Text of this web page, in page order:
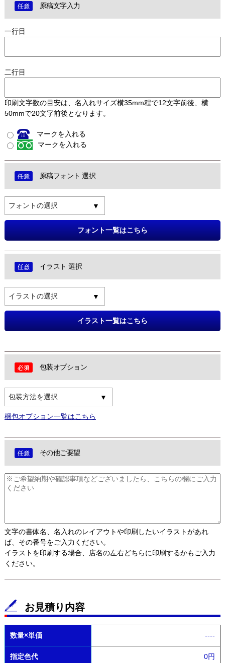
原稿文字入力
一行目
二行目
印刷文字数の目安は、名入れサイズ横35mm程で12文字前後、横
50mmで20文字前後となります。
マークを入れる
マークを入れる
原稿フォント 選択
フォントの選択
フォント一覧はこちら
イラスト 選択
イラストの選択
イラスト一覧はこちら
包装オプション
包装方法を選択
梱包オプション一覧はこちら
その他ご要望
文字の書体名、名入れのレイアウトや印刷したいイラストがあれ
ば、その番号をご入力ください。
イラストを印刷する場合、店名の左右どちらに印刷するかもご入力
ください。
お見積り内容
数量×単価 ----
指定色代 0円